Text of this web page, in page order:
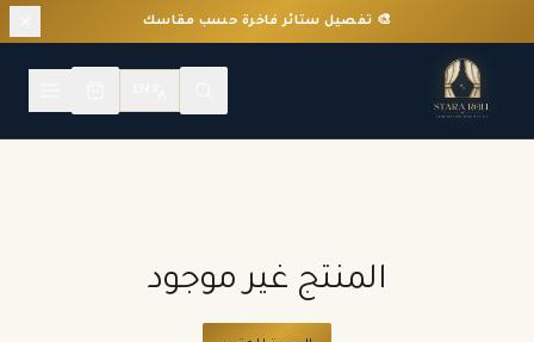
🎨 تفصيل ستائر فاخرة حسب مقاسك
المنتج غير موجود